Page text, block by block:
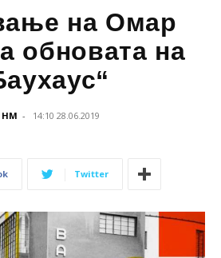
на Омар
обновата на
НМ - 14:10 28.06.2019
Twitter